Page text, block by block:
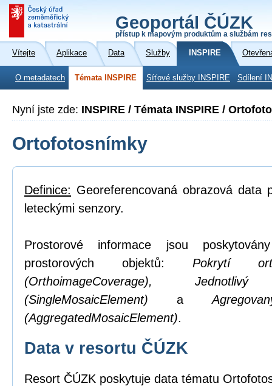
Geoportál ČÚZK
přístup k mapovým produktům a službám
Vítejte Aplikace Data Služby INSPIRE
O metadatech Témata INSPIRE Síťové služby INSPIRE Sdílení
Nyní jste zde: INSPIRE / Témata INSPIRE /
Ortofotosnímky
Definice: Georeferencovaná obrazová data
leteckými senzory.
Prostorové informace jsou
prostorových objektů: Pokrytí
(OrthoimageCoverage),
(SingleMosaicElement) a
(AggregatedMosaicElement).
Data v resortu ČÚZK
Resort ČÚZK poskytuje data tématu